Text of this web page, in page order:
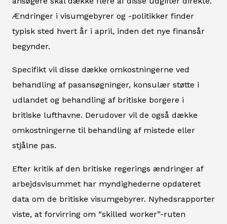
Ændringer i visumgebyrer og -politikker finder
typisk sted hvert år i april, inden det nye finansår
begynder.
Specifikt vil disse dække omkostningerne ved
behandling af pasansøgninger, konsulær støtte i
udlandet og behandling af britiske borgere i
britiske lufthavne. Derudover vil de også dække
omkostningerne til behandling af mistede eller
stjålne pas.
Efter kritik af den britiske regerings ændringer af
arbejdsvisummet har myndighederne opdateret
data om de britiske visumgebyrer. Nyhedsrapporter
viste, at forvirring om “skilled worker”-ruten